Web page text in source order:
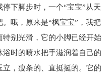
下脚步时，一个“宝宝”从天
哦，原来是“枫宝宝”，我把
别光滑，它的小脚已经开始
时的喷水把手滋润着自己的
，瘦条的、直挺挺的。它的